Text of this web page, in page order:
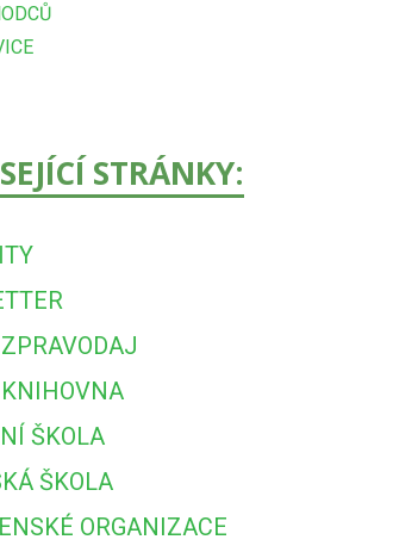
STRÁNKY:
ŠKOLA
ŠKOLA
ORGANIZACE